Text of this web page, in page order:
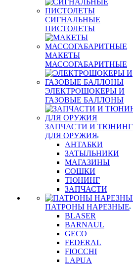
СИГНАЛЬНЫЕ
ПИСТОЛЕТЫ
МАКЕТЫ
МАССОГАБАРИТНЫЕ
ЭЛЕКТРОШОКЕРЫ И
ГАЗОВЫЕ БАЛЛОНЫ
ЗАПЧАСТИ И ТЮНИНГ
ДЛЯ ОРУЖИЯ
АНТАБКИ
ЗАТЫЛЬНИКИ
МАГАЗИНЫ
СОШКИ
ТЮНИНГ
ЗАПЧАСТИ
ПАТРОНЫ НАРЕЗНЫЕ
BLASER
BARNAUL
GEСO
FEDERAL
FIOCCHI
LAPUA